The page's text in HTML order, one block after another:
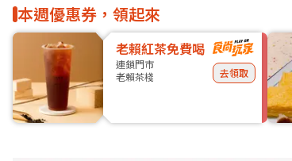
本週優惠券，領起來
老賴紅茶免費喝
連鎖門市
老賴茶棧
去領取